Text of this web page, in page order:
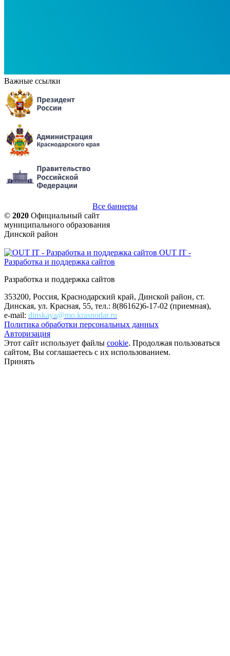
Важные ссылки
Все баннеры
© 2020 Официальный сайт
муниципального образования
Динской район
OUT IT -
Разработка и поддержка сайтов
Разработка и поддержка сайтов
353200, Россия, Краснодарский край, Динской район, ст.
Динская, ул. Красная, 55, тел.: 8(86162)6-17-02 (приемная),
e-mail: dinskaya@mo.krasnodar.ru
Политика обработки персональных данных
Авторизация
Этот сайт использует файлы cookie. Продолжая пользоваться
сайтом, Вы соглашаетесь с их использованием.
Принять